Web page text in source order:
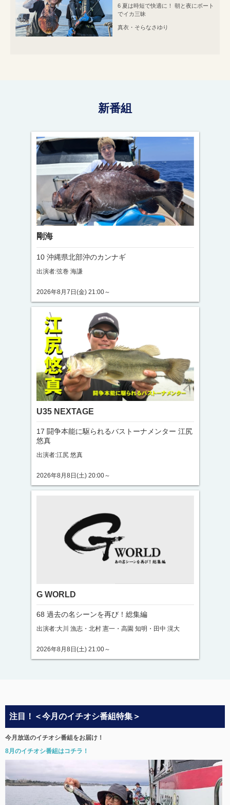
6 夏は時短で快適に！ 朝と夜にボート
でイカ三昧
真衣・そらなさゆり
新番組
剛海
10 沖縄県北部沖のカンナギ
出演者:弦巻 海謙
2026年8月7日(金) 21:00～
U35 NEXTAGE
17 闘争本能に駆られるバストーナメンター 江尻
悠真
出演者:江尻 悠真
2026年8月8日(土) 20:00～
G WORLD
68 過去の名シーンを再び！総集編
出演者:大川 漁志・北村 憲一・高園 知明・田中 滉大
2026年8月8日(土) 21:00～
注目！＜今月のイチオシ番組特集＞
今月放送のイチオシ番組をお届け！
8月のイチオシ番組はコチラ！